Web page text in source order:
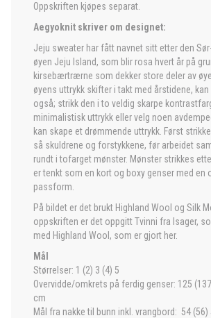
Oppskriften kjøpes separat.
Aegyoknit skriver om designet:
Jeju sweater har fått navnet sitt etter den
øyen Jeju Island, som blir rosa hvert år på
kirsebærtrærne som dekker store deler av
øyens uttrykk skifter i takt med årstidene,
også; strikk den i to veldig skarpe
minimalistisk uttrykk eller velg noen
kan skape et drømmende uttrykk. Først
så skuldrene og forstykkene, før arbeidet
rundt i tofarget mønster. Mønster strikkes
er tenkt som en kort og boxy genser med en
passform.
På bildet er det brukt Highland Wool og Silk
oppskriften er det oppgitt Tvinni fra Isager,
med Highland Wool, som er gjort her.
Mål
Størrelser: 1 (2) 3 (4) 5
Overvidde/omkrets på ferdig genser: 125
cm
Mål fra nakke til bunn inkl. vrangbord: 54 (56)